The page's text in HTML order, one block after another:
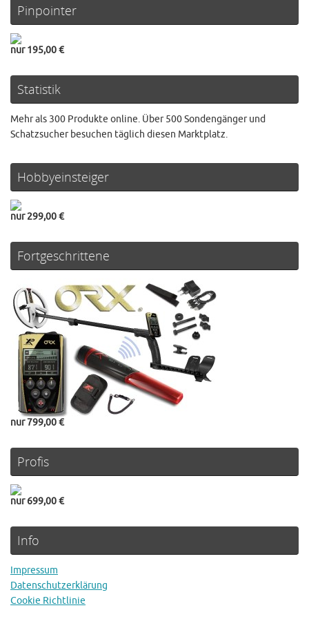
Pinpointer
nur 195,00 €
Statistik
Mehr als 300 Produkte online. Über 500 Sondengänger und
Schatzsucher besuchen täglich diesen Marktplatz.
Hobbyeinsteiger
nur 299,00 €
Fortgeschrittene
nur 799,00 €
Profis
nur 699,00 €
Info
Impressum
Datenschutzerklärung
Cookie Richtlinie